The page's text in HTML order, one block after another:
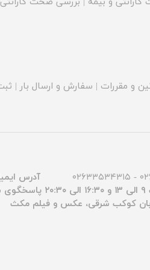
و مقررات | سفارش و ارسال بار |
آدرس